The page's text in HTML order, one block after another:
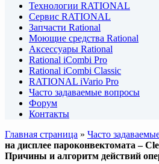
Технологии RATIONAL
Сервис RATIONAL
Запчасти Rational
Моющие средства Rational
Аксессуары Rational
Rational iCombi Pro
Rational iCombi Classic
RATIONAL iVario Pro
Часто задаваемые вопросы
Форум
Контакты
Главная страница » Часто
на дисплее пароконвектомата –
Причины и алгоритм действий